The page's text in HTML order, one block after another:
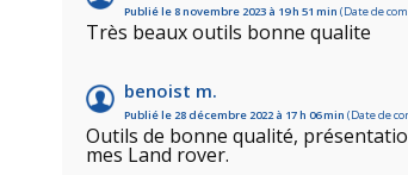
Publié le 8 novembre 2023 à 19 h 51 min (Date de
Très beaux outils bonne qualite
benoist m.
Publié le 28 décembre 2022 à 17 h 06 min (Date de
Outils de bonne qualité,
mes Land rover.